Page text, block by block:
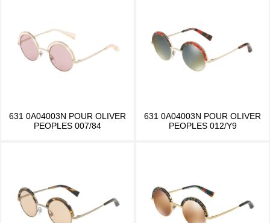
631 0A04003N POUR OLIVER
PEOPLES 007/84
631 0A04003N POUR OLIVER
PEOPLES 012/Y9